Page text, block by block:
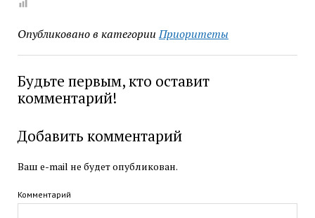
Опубликовано в категории Приоритеты
Будьте первым, кто оставит
комментарий!
Добавить комментарий
Ваш e-mail не будет опубликован.
Комментарий